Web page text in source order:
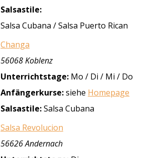
Salsastile:
Salsa Cubana / Salsa Puerto Rican
Changa
56068 Koblenz
Unterrichtstage: Mo / Di / Mi / Do
Anfängerkurse:siehe Homepage
Salsastile:Salsa Cubana
Salsa Revolucion
56626 Andernach